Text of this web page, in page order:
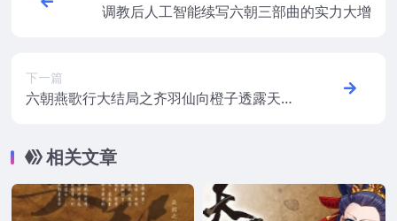
调教后人工智能续写六朝三部曲的实力大增
下一篇
六朝燕歌行大结局之齐羽仙向橙子透露天命
相关文章